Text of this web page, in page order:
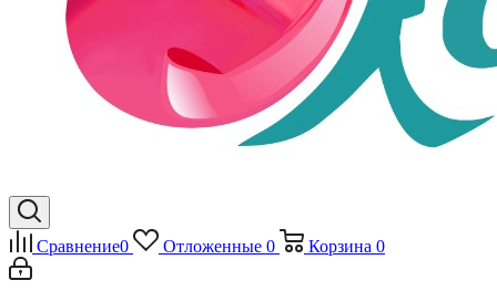
Сравнение0 Отложенные 0 Корзина 0